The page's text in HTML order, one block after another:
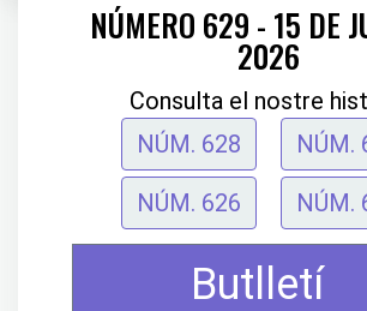
NÚMERO 629 - 15 DE
2026
Consulta el nostre
NÚM. 628
NÚM.
NÚM. 626 NÚM.
Butlletí